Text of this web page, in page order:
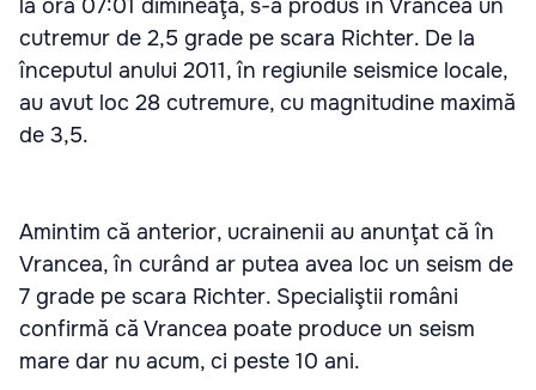
la ora 07:01 dimineaţa, s-a produs în Vrancea un
cutremur de 2,5 grade pe scara Richter. De la
începutul anului 2011, în regiunile seismice locale,
au avut loc 28 cutremure, cu magnitudine maximă
de 3,5.
Amintim că anterior, ucrainenii au anunţat că în
Vrancea, în curând ar putea avea loc un seism de
7 grade pe scara Richter. Specialiştii români
confirmă că Vrancea poate produce un seism
mare dar nu acum, ci peste 10 ani.